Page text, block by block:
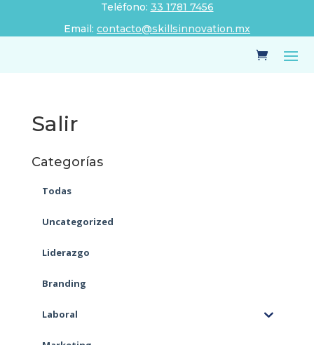
Teléfono: 33 1781 7456
Email: contacto@skillsinnovation.mx
Salir
Categorías
Todas
Uncategorized
Liderazgo
Branding
Laboral